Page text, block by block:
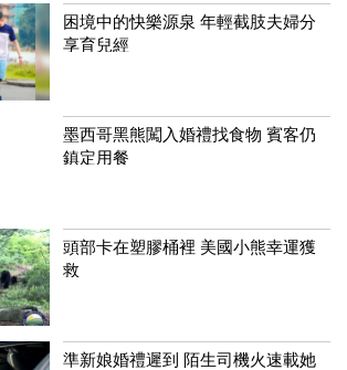
困境中的快樂源泉 年輕截肢夫婦分
享育兒經
墨西哥黑熊闖入婚禮找食物 賓客仍
鎮定用餐
頭部卡在塑膠桶裡 美國小熊幸運獲
救
準新娘婚禮遲到 陌生司機火速載她